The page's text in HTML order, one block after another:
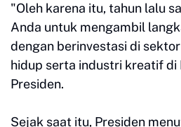
"Oleh karena itu, tahun lalu
Anda untuk mengambil
dengan berinvestasi di
hidup serta industri kreatif di
Presiden.
Sejak saat itu, Presiden